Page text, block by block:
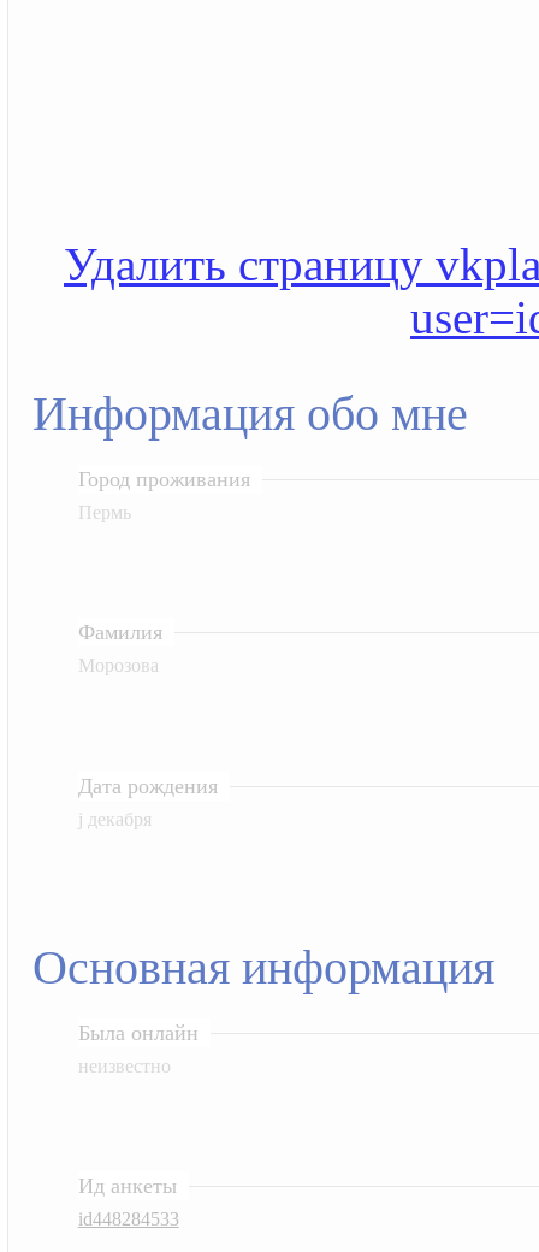
Удалить страницу
Информация обо мне
Город проживания
Пермь
Фамилия
Морозова
Дата рождения
j декабря
Основная информация
Была онлайн
неизвестно
Ид анкеты
id448284533